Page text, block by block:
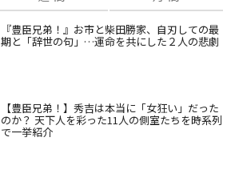
『豊臣兄弟！』お市と柴田勝家、自刃しての最
期と「辞世の句」…運命を共にした２人の悲劇
【豊臣兄弟！】秀吉は本当に「女狂い」だった
のか？ 天下人を彩った11人の側室たちを時系列
で一挙紹介